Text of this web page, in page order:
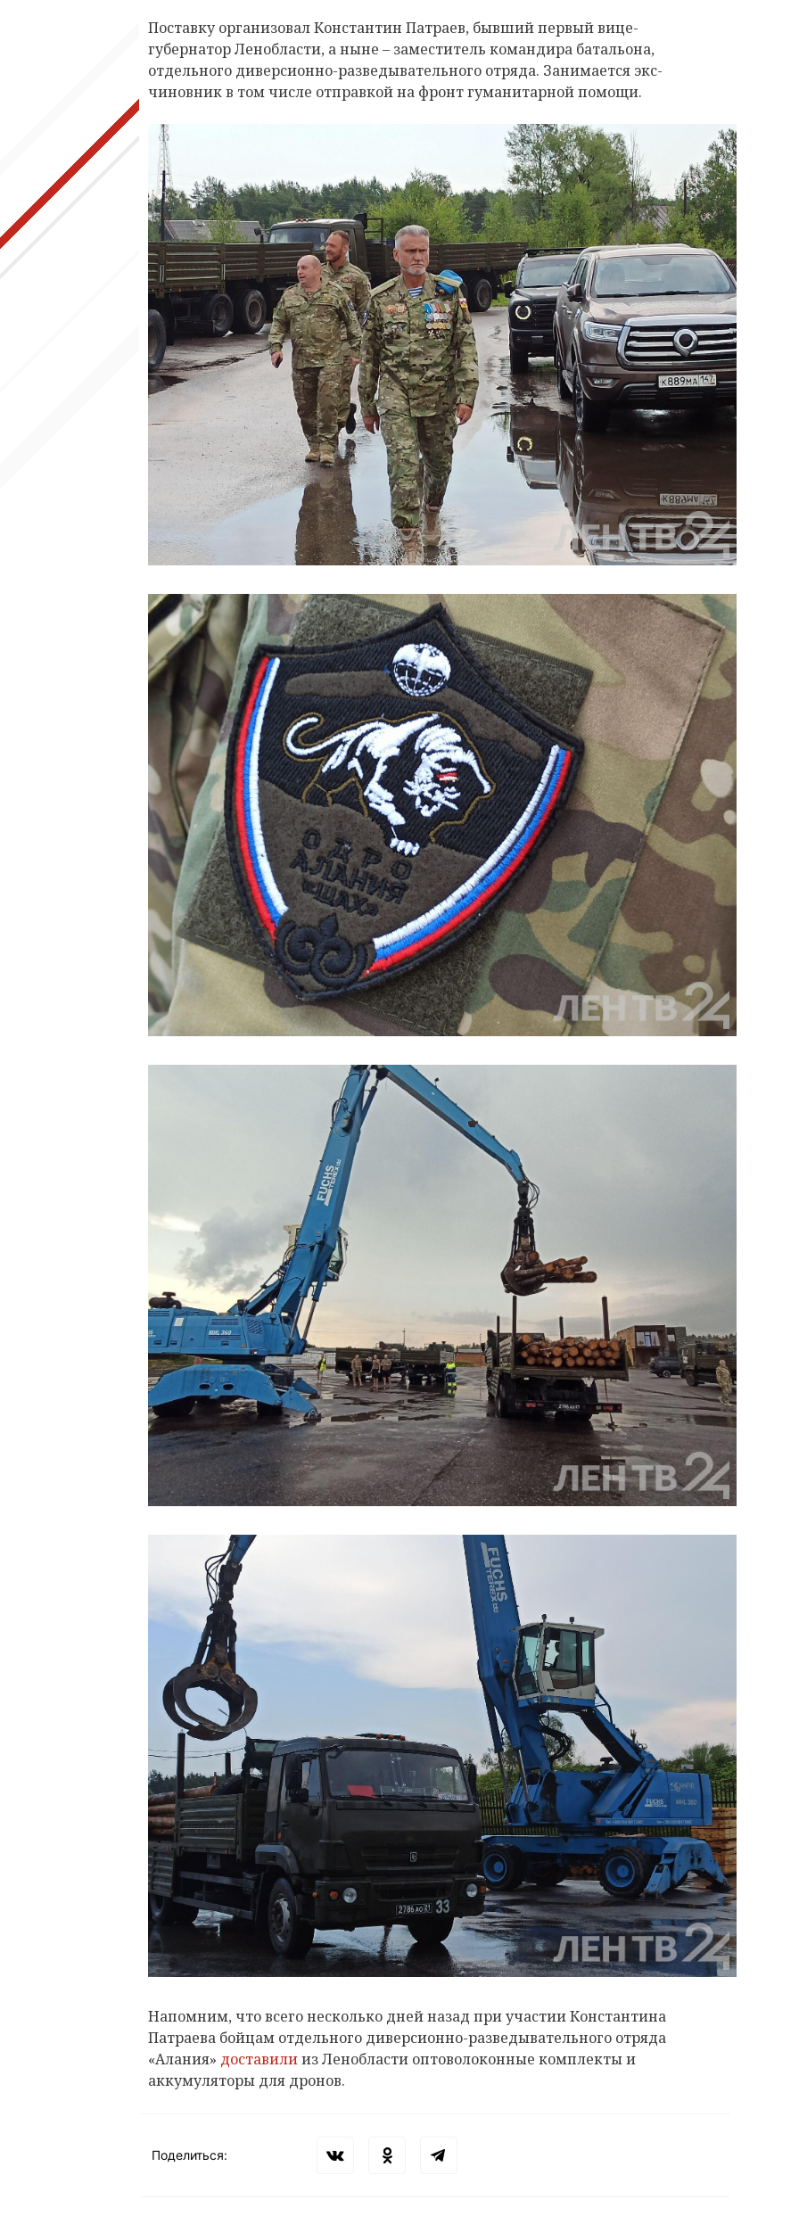
Поставку организовал Константин Патраев, бывший первый вице-
губернатор Ленобласти, а ныне – заместитель командира батальона,
отдельного диверсионно-разведывательного отряда. Занимается экс-
чиновник в том числе отправкой на фронт гуманитарной помощи.
Напомним, что всего несколько дней назад при участии Константина
Патраева бойцам отдельного диверсионно-разведывательного отряда
«Алания» доставилииз Ленобласти оптоволоконные комплекты и
аккумуляторы для дронов.
Поделиться: